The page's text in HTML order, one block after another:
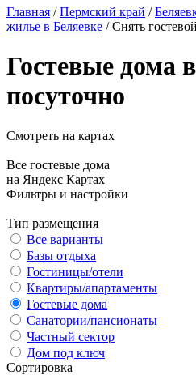
Главная /Пермский край /
жилье в Беляевке / Снять
Гостевые дома
посуточно
Смотреть на картах
Все гостевые дома
на Яндекс Картах
Фильтры и настройки
Тип размещения
Все варианты
Базы отдыха
Гостиницы/отели
Квартиры/апартаменты
Гостевые дома
Санатории/пансионаты
Частный сектор
Дом под ключ
Сортировка